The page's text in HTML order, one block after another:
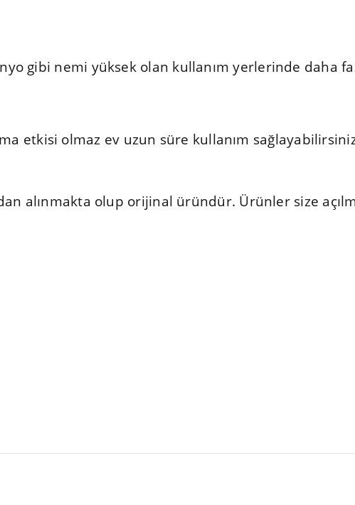
gibi nemi yüksek olan kullanım yerlerinde daha
etkisi olmaz ev uzun süre kullanım
alınmakta olup orijinal üründür. Ürünler size